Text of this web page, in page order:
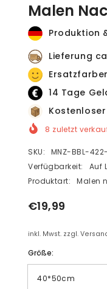
Malen
Produktion
Lieferung
14 Tage
8 zuletzt
SKU:
MNZ-BBL-
Verfügbarkeit:
Auf
Produktart:
Malen
€19,99
inkl. Mwst. zzgl.
Größe: